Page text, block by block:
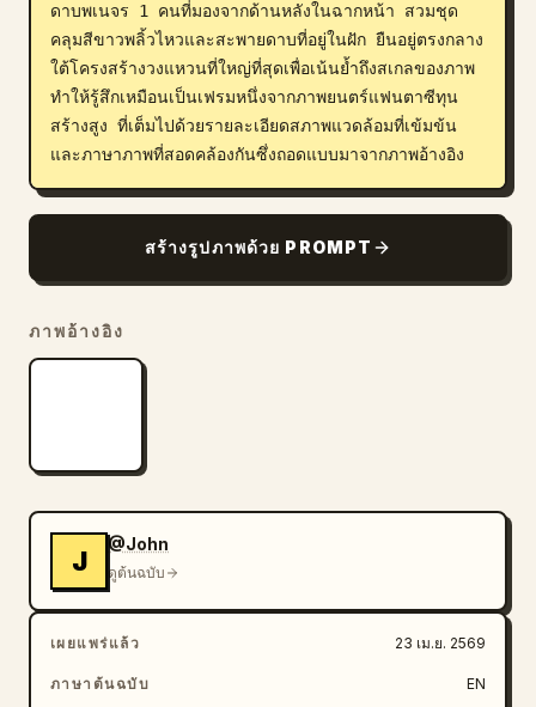
ดาบพเนจร 1 คนที่มองจากด้านหลังในฉากหน้า สวมชุด
คลุมสีขาวพลิ้วไหวและสะพายดาบที่อยู่ในฝัก ยืนอยู่ตรงกลาง
ใต้โครงสร้างวงแหวนที่ใหญ่ที่สุดเพื่อเน้นย้ำถึงสเกลของภาพ
ทำให้รู้สึกเหมือนเป็นเฟรมหนึ่งจากภาพยนตร์แฟนตาซีทุน
สร้างสูง ที่เต็มไปด้วยรายละเอียดสภาพแวดล้อมที่เข้มข้น
และภาษาภาพที่สอดคล้องกันซึ่งถอดแบบมาจากภาพอ้างอิง
สร้างรูปภาพด้วย PROMPT
ภาพอ้างอิง
J
@John
ดูต้นฉบับ
เผยแพร่แล้ว 23 เม.ย. 2569
ภาษาต้นฉบับ EN